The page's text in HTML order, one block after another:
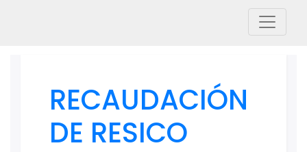
RECAUDACIÓN
DE RESICO